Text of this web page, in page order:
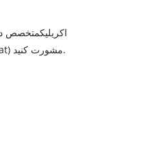
KINGSIGN® اکریلیکمتخصص در
اکریلیک، چسب اکریلیک باندینگ اکریلیک، ورق اکریلیک منحنی، اکریلیک در مقیاس بزرگ خدمات نصب ورق برای جزئیات، لطفاً با شماره 0086 13370079013 (Whatsapp/Wechat) مشورت کنید.